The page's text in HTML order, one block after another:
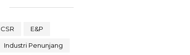
CSR E&P
Industri Penunjang